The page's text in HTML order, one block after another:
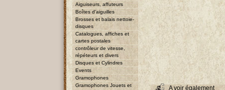
Aiguiseurs, affuteurs
Boîtes d'aiguilles
Brosses et balais nettoie-
disques
Catalogues, affiches et
cartes postales
contrôleur de vitesse,
répéteurs et divers
Disques et Cylindres
Events
Gramophones
Gramophones Jouets et
A voir également